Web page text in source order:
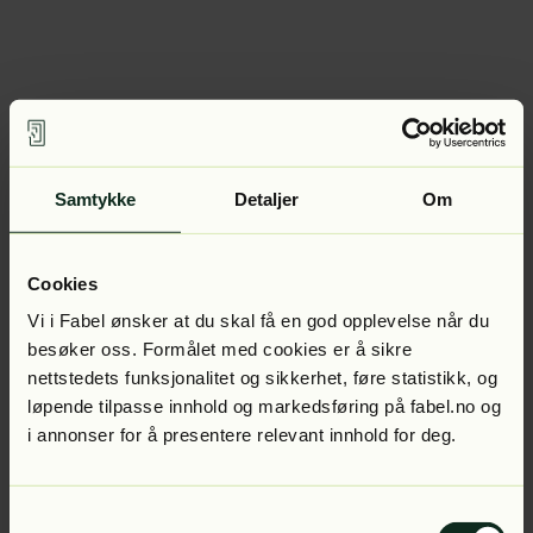
Samtykke Detaljer Om
Cookies
Vi i Fabel ønsker at du skal få en god opplevelse når du
besøker oss. Formålet med cookies er å sikre
nettstedets funksjonalitet og sikkerhet, føre statistikk, og
løpende tilpasse innhold og markedsføring på fabel.no og
i annonser for å presentere relevant innhold for deg.